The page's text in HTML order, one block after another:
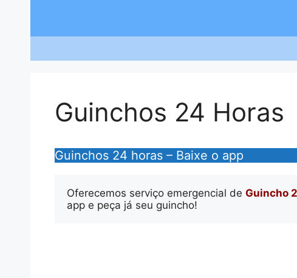
Guinchos 24 Horas
Guinchos 24 horas – Baixe o app
Oferecemos serviço emergencial de Guincho
app e peça já seu guincho!